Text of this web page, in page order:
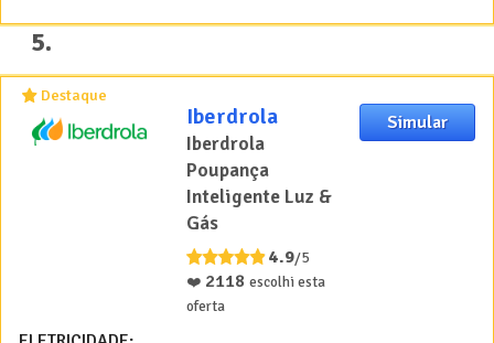
5.
Destaque
Iberdrola
Iberdrola
Poupança
Inteligente Luz &
Gás
4.9/5
❤️ 2118 escolhi esta
oferta
Simular